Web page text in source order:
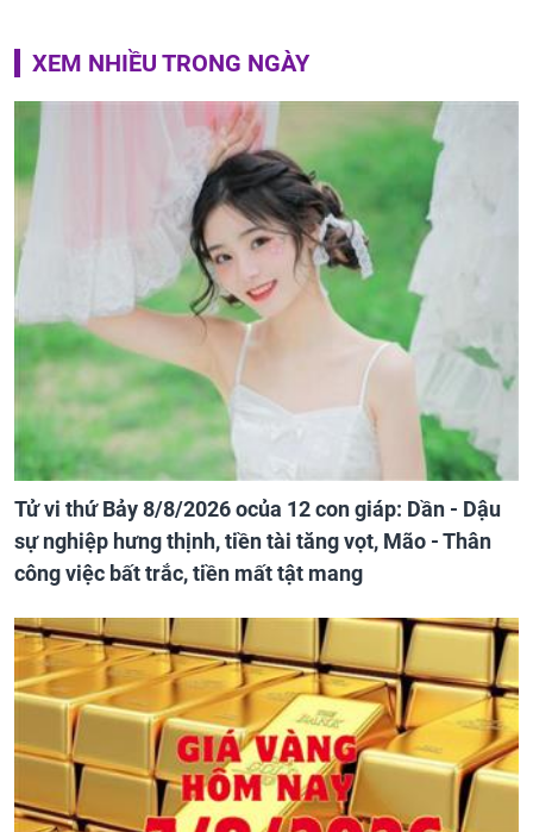
XEM NHIỀU TRONG NGÀY
Tử vi thứ Bảy 8/8/2026 ocủa 12 con giáp: Dần - Dậu
sự nghiệp hưng thịnh, tiền tài tăng vọt, Mão - Thân
công việc bất trắc, tiền mất tật mang